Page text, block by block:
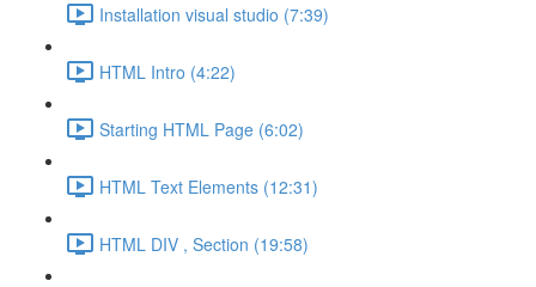
Installation visual studio (7:39)
HTML Intro (4:22)
Starting HTML Page (6:02)
HTML Text Elements (12:31)
HTML DIV , Section (19:58)